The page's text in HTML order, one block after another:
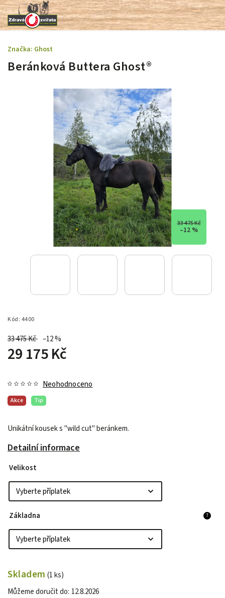
Beránková Buttera Ghost®
33 475 Kč
–12 %
Kód: 4400
33 475 Kč –12 %
29 175 Kč
Akce Tip
Neohodnoceno
Unikátní kousek s "wild cut" beránkem.
Detailní informace
Značka: Ghost
Velikost
Základna ?
Skladem (1 ks)
Můžeme doručit do: 12.8.2026